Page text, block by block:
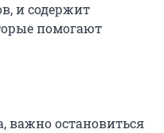
и содержит
помогают
важно остановиться